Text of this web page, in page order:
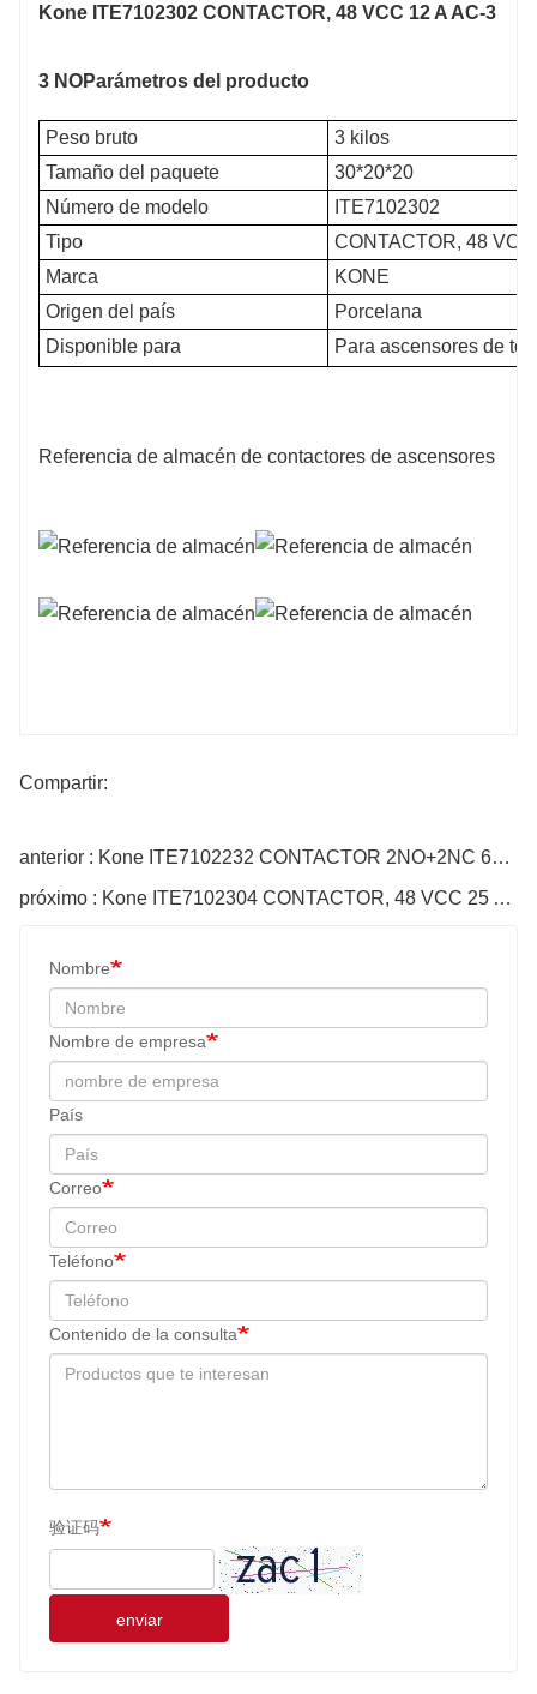
Kone ITE7102302 CONTACTOR, 48 VCC 12 A AC-3
3 NOParámetros del producto
Peso bruto
3 kilos
Tamaño del paquete
30*20*20
Número de modelo
ITE7102302
Tipo
CONTACTOR, 48
Marca
KONE
Origen del país
Porcelana
Disponible para
Para ascensores de
Referencia de almacén de contactores de ascensores
Compartir:
anterior : Kone ITE7102232 CONTACTOR 2NO+2NC 6A 48VDC BOBINA
próximo : Kone ITE7102304 CONTACTOR, 48 VCC 25 A AC-3 3 NO
Nombre
Nombre de empresa
País
Correo
Teléfono
Contenido de la consulta
验证码
enviar